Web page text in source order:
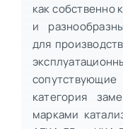
как собственно
и
для
категория
марками